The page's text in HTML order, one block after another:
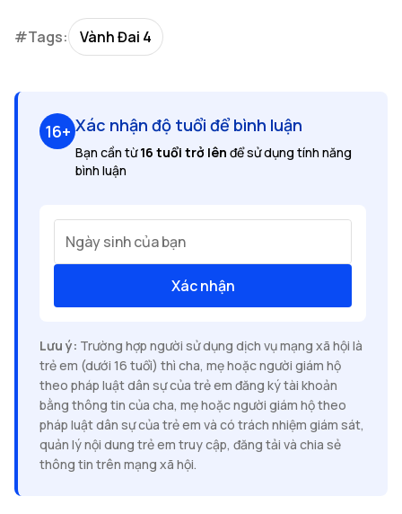
#Tags: Vành Đai 4
16+ Xác nhận độ tuổi để bình luận
Bạn cần từ16 tuổi trở lên để sử dụng tính năng
bình luận
Ngày sinh của bạn
Xác nhận
Lưu ý: Trường hợp người sử dụng dịch vụ mạng xã hội là
trẻ em (dưới 16 tuổi) thì cha, mẹ hoặc người giám hộ
theo pháp luật dân sự của trẻ em đăng ký tài khoản
bằng thông tin của cha, mẹ hoặc người giám hộ theo
pháp luật dân sự của trẻ em và có trách nhiệm giám sát,
quản lý nội dung trẻ em truy cập, đăng tải và chia sẻ
thông tin trên mạng xã hội.